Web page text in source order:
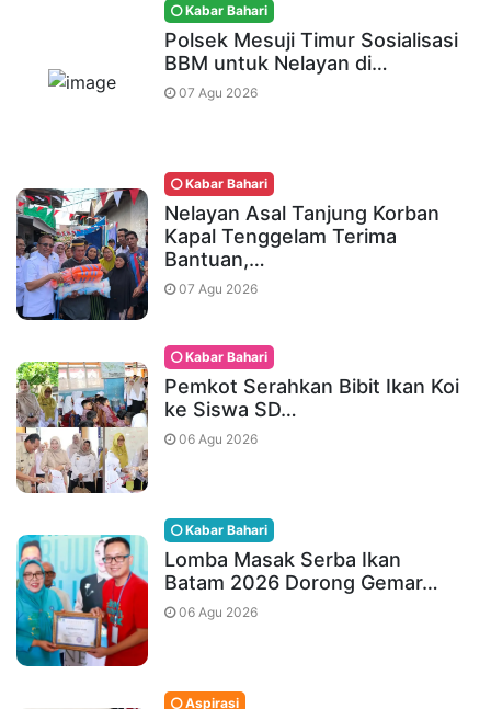
Kabar Bahari
Polsek Mesuji Timur Sosialisasi
BBM untuk Nelayan di…
07 Agu 2026
Kabar Bahari
Nelayan Asal Tanjung Korban
Kapal Tenggelam Terima
Bantuan,…
07 Agu 2026
Kabar Bahari
Pemkot Serahkan Bibit Ikan Koi
ke Siswa SD…
06 Agu 2026
Kabar Bahari
Lomba Masak Serba Ikan
Batam 2026 Dorong Gemar…
06 Agu 2026
Aspirasi